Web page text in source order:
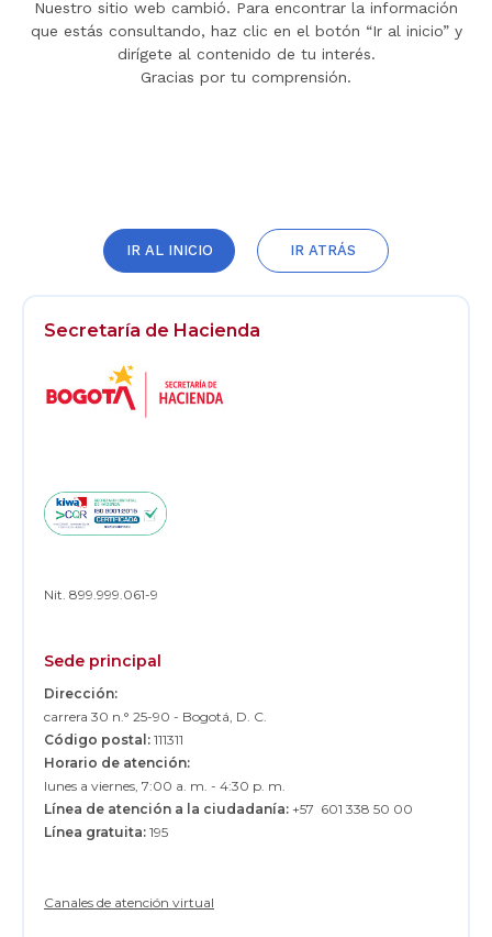
Nuestro sitio web cambió. Para encontrar la información
que estás consultando, haz clic en el botón “Ir al inicio” y
dirígete al contenido de tu interés.
Gracias por tu comprensión.
IR AL INICIO IR ATRÁS
Secretaría de Hacienda
Nit. 899.999.061-9
Sede principal
Dirección:
carrera 30 n.° 25-90 - Bogotá, D. C.
Código postal: 111311
Horario de atención:
lunes a viernes, 7:00 a. m. - 4:30 p. m.
Línea de atención a la ciudadanía: +57 601 338 50 00
Línea gratuita: 195
Canales de atención virtual